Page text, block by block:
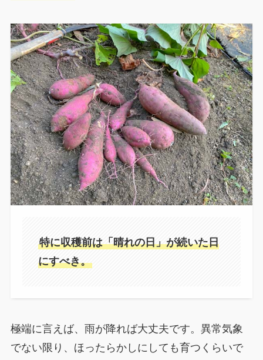
特に収穫前は「晴れの日」が続いた日
にすべき。
極端に言えば、雨が降れば大丈夫です。異常気象
でない限り、ほったらかしにしても育つくらいで